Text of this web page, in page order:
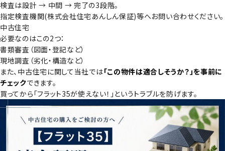
検査は設計 → 中間 → 完了の3段階。
指定検査機関(株式会社住宅あんしん保証)等へお問い合わせください。
中古住宅
必要なのはこの2つ：
書類審査（図面・登記など）
現地調査（劣化・構造など）
また、中古住宅に関して当社では「この物件は適合しそうか？」を事前に
チェックできます。
買ってから「フラット35が使えない！」というトラブルを防げます。